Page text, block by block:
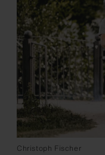
Christoph Fischer